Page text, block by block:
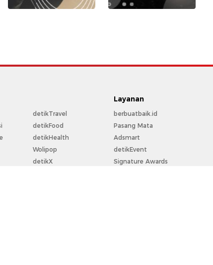
detikTravel
detikFood
detikHealth
Wolipop
detikX
Layanan
berbuatbaik.id
Pasang Mata
Adsmart
detikEvent
Signature Awards